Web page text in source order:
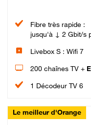
Fibre très rapide :
jusqu'à ↓ 2 Gbit/s
Livebox S : Wifi 7
200 chaînes TV +
1 Décodeur TV 6
Le meilleur d'Orange